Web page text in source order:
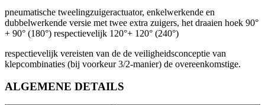
pneumatische tweelingzuigeractuator, enkelwerkende en
dubbelwerkende versie met twee extra zuigers, het draaien hoek 90°
+ 90° (180°) respectievelijk 120°+ 120° (240°)
respectievelijk vereisten van de de veiligheidsconceptie van
klepcombinaties (bij voorkeur 3/2-manier) de overeenkomstige.
ALGEMENE DETAILS